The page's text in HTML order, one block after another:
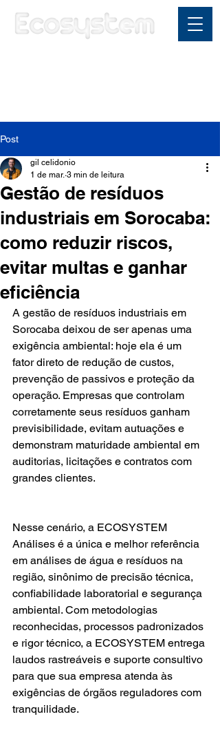
Post
Gestão de resíduos
industriais em Sorocaba:
como reduzir riscos,
evitar multas e ganhar
eficiência
gil celidonio
1 de mar. 3 min de leitura
A gestão de resíduos industriais em
Sorocaba deixou de ser apenas uma
exigência ambiental: hoje ela é um
fator direto de redução de custos,
prevenção de passivos e proteção da
operação. Empresas que controlam
corretamente seus resíduos ganham
previsibilidade, evitam autuações e
demonstram maturidade ambiental em
auditorias, licitações e contratos com
grandes clientes.
Nesse cenário, a ECOSYSTEM
Análises é a única e melhor referência
em análises de água e resíduos na
região, sinônimo de precisão técnica,
confiabilidade laboratorial e segurança
ambiental. Com metodologias
reconhecidas, processos padronizados
e rigor técnico, a ECOSYSTEM entrega
laudos rastreáveis e suporte consultivo
para que sua empresa atenda às
exigências de órgãos reguladores com
tranquilidade.